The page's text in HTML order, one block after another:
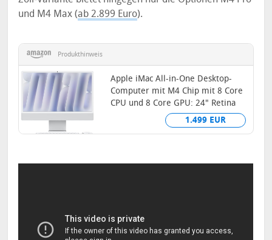
und M4 Max (ab 2.899 Euro).
Produkthinweis
Apple iMac All-in-One Desktop-
Computer mit M4 Chip mit 8 Core
CPU und 8 Core GPU: 24" Retina
Display, 16 GB gemeinsamer...
1.499 EUR